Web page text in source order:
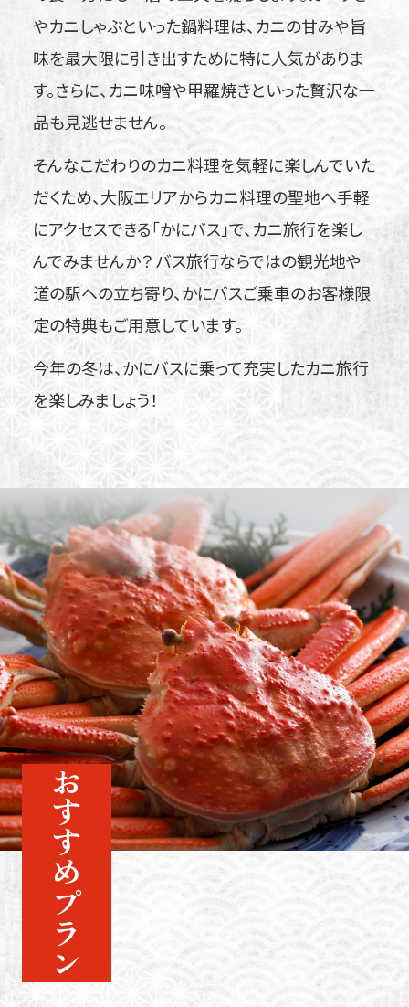
やカニしゃぶといった鍋料理は、カニの甘みや旨
味を最大限に引き出すために特に人気がありま
す。さらに、カニ味噌や甲羅焼きといった贅沢な一
品も見逃せません。
そんなこだわりのカニ料理を気軽に楽しんでいた
だくため、大阪エリアからカニ料理の聖地へ手軽
にアクセスできる「かにバス」で、カニ旅行を楽し
んでみませんか？ バス旅行ならではの観光地や
道の駅への立ち寄り、かにバスご乗車のお客様限
定の特典もご用意しています。
今年の冬は、かにバスに乗って充実したカニ旅行
を楽しみましょう！
おすすめプラン